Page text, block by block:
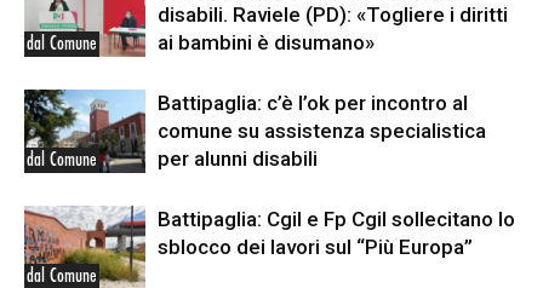
dal Comune
disabili. Raviele (PD): «Togliere i diritti
ai bambini è disumano»
dal Comune
Battipaglia: c’è l’ok per incontro al
comune su assistenza specialistica
per alunni disabili
dal Comune
Battipaglia: Cgil e Fp Cgil sollecitano lo
sblocco dei lavori sul “Più Europa”